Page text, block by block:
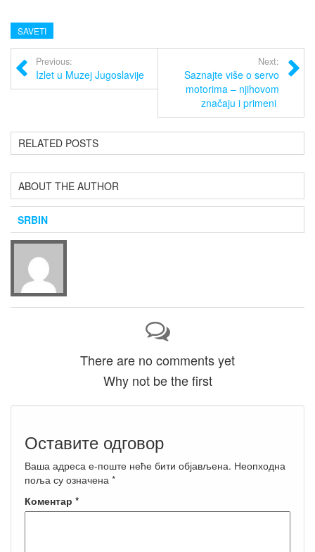
SAVETI
Previous:
Izlet u Muzej Jugoslavije
Next:
Saznajte više o servo
motorima – njihovom
značaju i primeni
RELATED POSTS
ABOUT THE AUTHOR
SRBIN
There are no comments yet
Why not be the first
Оставите одговор
Ваша адреса е-поште неће бити објављена. Неопходна
поља су означена *
Коментар *